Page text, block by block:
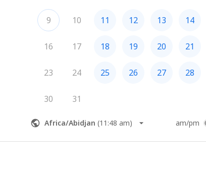
9 10 11 12 13 14
16 17 18 19 20 21
23 24 25 26 27 28
30 31
Africa/Abidjan (11:48 am) am/pm